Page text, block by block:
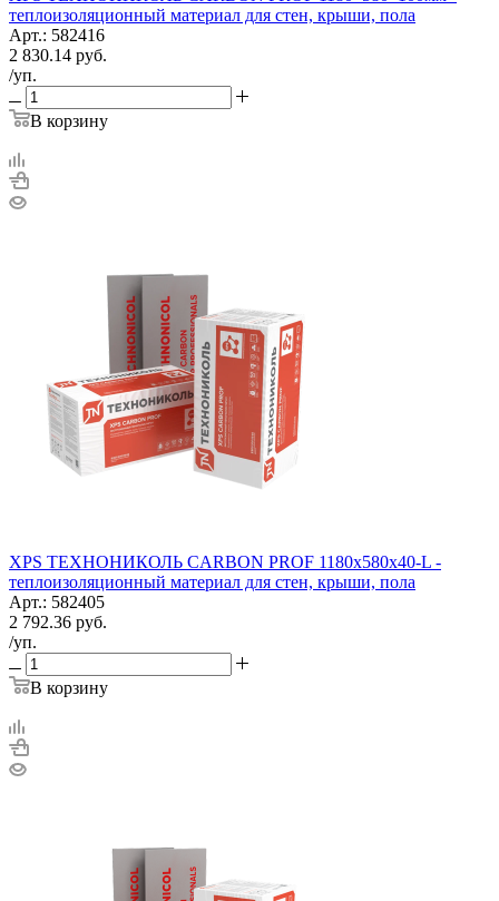
теплоизоляционный материал для стен, крыши, пола
Арт.: 582416
2 830.14 руб.
/уп.
В корзину
XPS ТЕХНОНИКОЛЬ CARBON PROF 1180х580х40-L -
теплоизоляционный материал для стен, крыши, пола
Арт.: 582405
2 792.36 руб.
/уп.
В корзину